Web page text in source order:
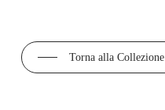
Torna alla Collezione